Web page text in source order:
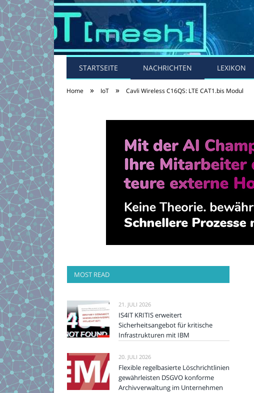
STARTSEITE NACHRICHTEN LEXIKON
Home » IoT » Cavli Wireless C16QS: LTE CAT1.bis Modul
MOST READ
21. JULI 2026
IS4IT KRITIS erweitert
Sicherheitsangebot für kritische
Infrastrukturen mit IBM
20. JULI 2026
Flexible regelbasierte Löschrichtlinien
gewährleisten DSGVO konforme
Archivverwaltung im Unternehmen